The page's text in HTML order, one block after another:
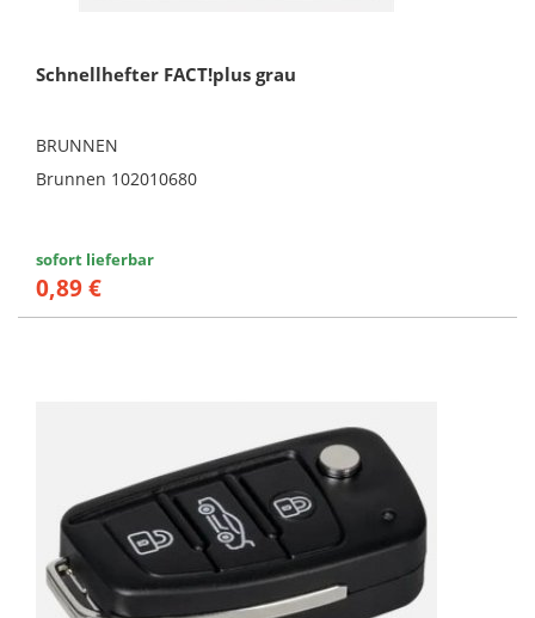
Schnellhefter FACT!plus grau
BRUNNEN
Brunnen 102010680
sofort lieferbar
0,89 €